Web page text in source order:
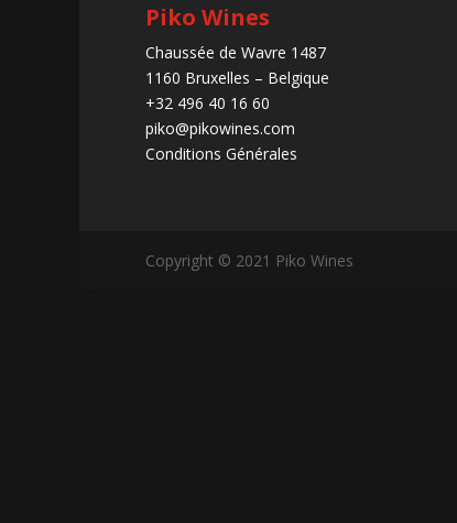
Piko Wines
Chaussée de Wavre 1487
1160 Bruxelles – Belgique
+32 496 40 16 60
piko@pikowines.com
Conditions Générales
Copyright © 2021 Piko Wines